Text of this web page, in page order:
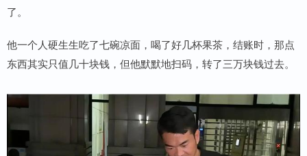
了。
他一个人硬生生吃了七碗凉面，喝了好几杯果茶，结账时，那点
东西其实只值几十块钱，但他默默地扫码，转了三万块钱过去。